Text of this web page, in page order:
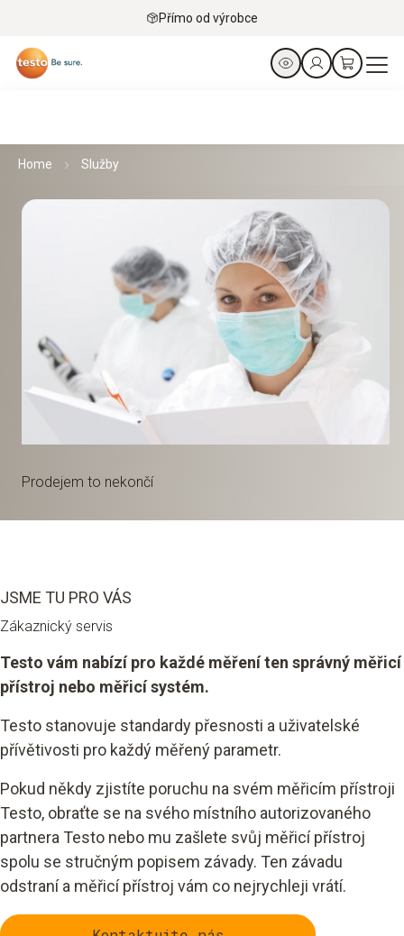
Přímo od výrobce
Home Služby
Prodejem to nekončí
JSME TU PRO VÁS
Zákaznický servis
Testo vám nabízí pro každé měření ten správný měřicí
přístroj nebo měřicí systém.
Testo stanovuje standardy přesnosti a uživatelské
přívětivosti pro každý měřený parametr.
Pokud někdy zjistíte poruchu na svém měřicím přístroji
Testo, obraťte se na svého místního autorizovaného
partnera Testo nebo mu zašlete svůj měřicí přístroj
spolu se stručným popisem závady. Ten závadu
odstraní a měřicí přístroj vám co nejrychleji vrátí.